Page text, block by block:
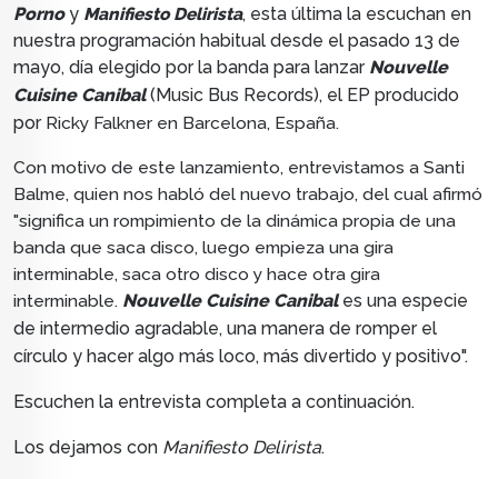
Pornoy Manifiesto Delirista, esta última la escuchan en
nuestra programación habitual desde el pasado 13 de
mayo, día elegido por la banda para lanzar Nouvelle
Cuisine Canibal(Music Bus Records), el EP producido
por Ricky Falkner en Barcelona, España.
Con motivo de este lanzamiento, entrevistamos a Santi
Balme, quien nos habló del nuevo trabajo, del cual afirmó
"significa un rompimiento de la dinámica propia de una
banda que saca disco, luego empieza una gira
interminable, saca otro disco y hace otra gira
interminable. Nouvelle Cuisine Canibales una especie
de intermedio agradable, una manera de romper el
círculo y hacer algo más loco, más divertido y positivo".
Escuchen la entrevista completa a continuación.
Los dejamos con Manifiesto Delirista.